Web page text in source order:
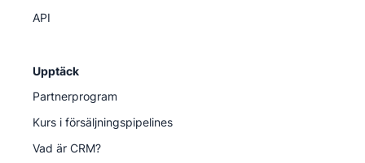
API
Upptäck
Partnerprogram
Kurs i försäljningspipelines
Vad är CRM?